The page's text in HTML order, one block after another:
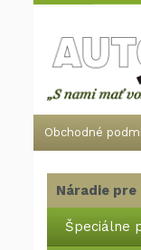
Obchodné
Náradie
Špeciálne